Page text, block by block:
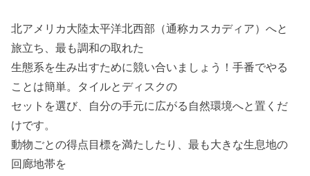
北アメリカ大陸太平洋北西部（通称カスカディア）へと
旅立ち、最も調和の取れた
生態系を生み出すために競い合いましょう！手番でやる
ことは簡単。タイルとディスクの
セットを選び、自分の手元に広がる自然環境へと置くだ
けです。
動物ごとの得点目標を満たしたり、最も大きな生息地の
回廊地帯を